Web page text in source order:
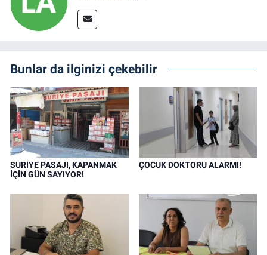
Bunlar da ilginizi çekebilir
SURİYE PASAJI, KAPANMAK
İÇİN GÜN SAYIYOR!
ÇOCUK DOKTORU ALARMI!